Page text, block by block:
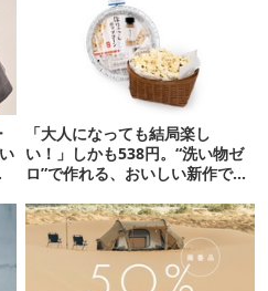
「大人になっても結局楽し
い！」しかも538円。“洗い物ゼ
ロ”で作れる、おいしい新作です